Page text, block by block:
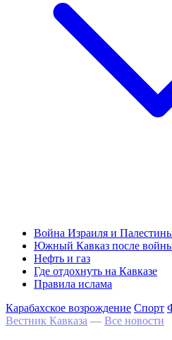
Война Израиля и
Южный Кавказ после
Нефть и газ
Где отдохнуть на Кавказе
Правила ислама
Карабахское возрождение Спорт
Вестник Кавказа — Все новости